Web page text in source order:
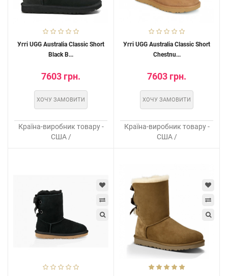
Уггі UGG Australia Classic Short
Black B...
7603 грн.
ХОЧУ ЗАМОВИТИ
Країна-виробник товару -
США /
Уггі UGG Australia Classic Short
Chestnu...
7603 грн.
ХОЧУ ЗАМОВИТИ
Країна-виробник товару -
США /